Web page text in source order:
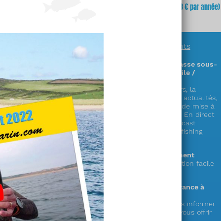
(soit 64,68 € par année)
En savoir plus sur nos abonnements
Des informations exclusives sur la chasse sous-
marine en accès illimité (sur PC / mobile /
tablette) !
Découvrez plus de 300 zones & parcours, la
réglementation complète en France, les actualités,
la faune, la cuisine de la mer, les cales de mise à
le showroom matériel, les vidéos « En direct
du littoral », nos émissions radio en podcast
« Mémoire de chasse » et le live « spearfishing
experience » !
Le choix de la durée de votre abonnement
1 an ou mensuel (et possibilité de résiliation facile
depuis votre compte)
Votre soutien au seul web média en France à
destination des pêcheurs en apnée !
Votre abonnement nous permet de vous informer
et de préparer de nouveaux services à vous offrir